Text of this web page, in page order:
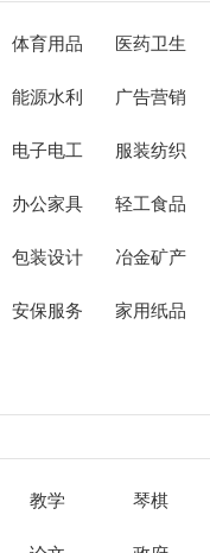
体育用品 医药卫生
能源水利 广告营销
电子电工 服装纺织
办公家具 轻工食品
包装设计 冶金矿产
安保服务 家用纸品
教学 琴棋